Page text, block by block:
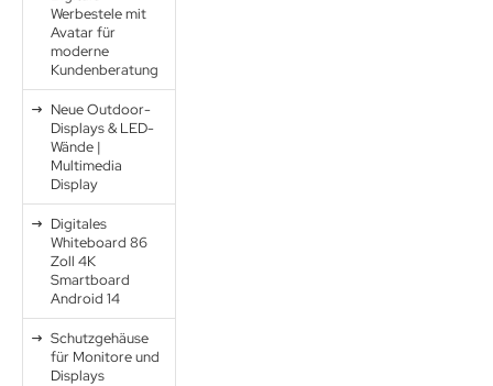
Werbestele mit
Avatar für
moderne
Kundenberatung
Neue Outdoor-
Displays & LED-
Wände |
Multimedia
Display
Digitales
Whiteboard 86
Zoll 4K
Smartboard
Android 14
Schutzgehäuse
für Monitore und
Displays